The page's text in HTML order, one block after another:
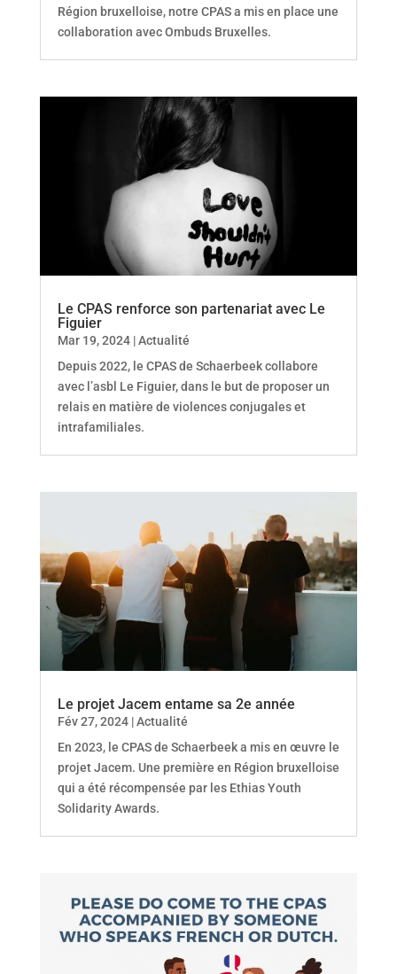
Région bruxelloise, notre CPAS a mis en place une
collaboration avec Ombuds Bruxelles.
Le CPAS renforce son partenariat avec Le
Figuier
Mar 19, 2024|Actualité
Depuis 2022, le CPAS de Schaerbeek collabore
avec l’asbl Le Figuier, dans le but de proposer un
relais en matière de violences conjugales et
intrafamiliales.
Le projet Jacem entame sa 2e année
Fév 27, 2024|Actualité
En 2023, le CPAS de Schaerbeek a mis en œuvre le
projet Jacem. Une première en Région bruxelloise
qui a été récompensée par les Ethias Youth
Solidarity Awards.